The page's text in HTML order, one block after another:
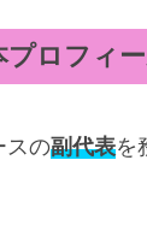
プロフィ
スの副代表を